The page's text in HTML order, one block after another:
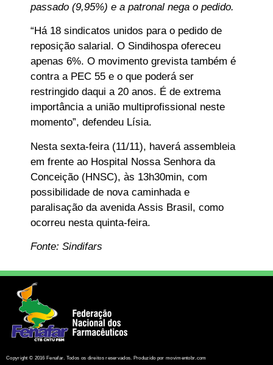
passado (9,95%) e a patronal nega o pedido.
“Há 18 sindicatos unidos para o pedido de
reposição salarial. O Sindihospa ofereceu
apenas 6%. O movimento grevista também é
contra a PEC 55 e o que poderá ser
restringido daqui a 20 anos. É de extrema
importância a união multiprofissional neste
momento”, defendeu Lísia.
Nesta sexta-feira (11/11), haverá assembleia
em frente ao Hospital Nossa Senhora da
Conceição (HNSC), às 13h30min, com
possibilidade de nova caminhada e
paralisação da avenida Assis Brasil, como
ocorreu nesta quinta-feira.
Fonte: Sindifars
Copyright © 2016 Fenafar. Todos os direitos reservados. Produzido por movimentobr.com